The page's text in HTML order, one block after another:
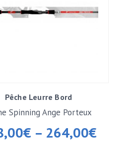
Pêche Leurre Bord
€– 264,00€
Spinning Ange Porteux